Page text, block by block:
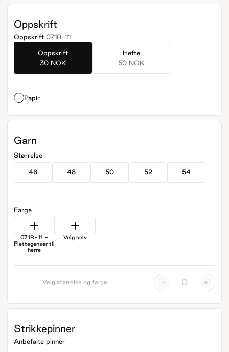
Oppskrift
Oppskrift 071R-11
Oppskrift
30 NOK
Hefte
50 NOK
Papir
Garn
Størrelse
46 48 50 52 54
Farge
071R-11 -
Flettegenser til
herre
Velg selv
Velg størrelse og farge - +
Strikkepinner
Anbefalte pinner